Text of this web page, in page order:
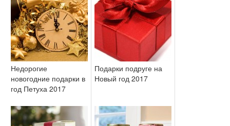
Недорогие
новогодние подарки в
год Петуха 2017
Подарки подруге на
Новый год 2017